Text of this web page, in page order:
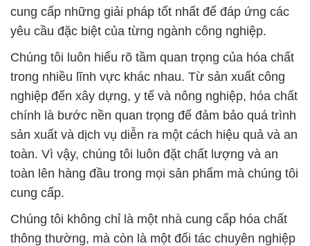
cung cấp những giải pháp tốt nhất để đáp ứng các
yêu cầu đặc biệt của từng ngành công nghiệp.
Chúng tôi luôn hiểu rõ tầm quan trọng của hóa chất
trong nhiều lĩnh vực khác nhau. Từ sản xuất công
nghiệp đến xây dựng, y tế và nông nghiệp, hóa chất
chính là bước nền quan trọng để đảm bảo quá trình
sản xuất và dịch vụ diễn ra một cách hiệu quả và an
toàn. Vì vậy, chúng tôi luôn đặt chất lượng và an
toàn lên hàng đầu trong mọi sản phẩm mà chúng tôi
cung cấp.
Chúng tôi không chỉ là một nhà cung cấp hóa chất
thông thường, mà còn là một đối tác chuyên nghiệp